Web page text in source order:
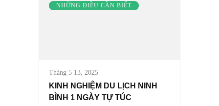
NHỮNG ĐIỀU CẦN BIẾT
Tháng 5 13, 2025
KINH NGHIỆM DU LỊCH NINH
BÌNH 1 NGÀY TỰ TÚC